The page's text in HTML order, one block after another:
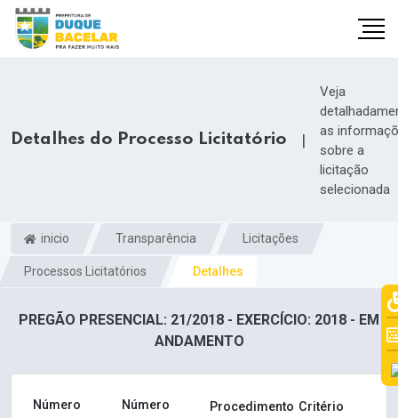
Detalhes do Processo Licitatório |
Veja
as
sobre a
licitação
selecionada
inicio Transparência Licitações
Processos Licitatórios Detalhes
PREGÃO PRESENCIAL: 21/2018 - EXERCÍCIO: 2018 - EM
ANDAMENTO
Número
Número
Procedimento Critério